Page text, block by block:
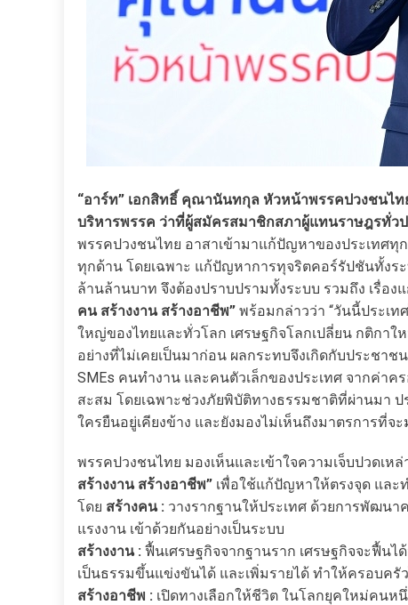
“อาร์ท” เอกสิทธิ์ คุณานันทกุล หัวหน้าพรรคปวงชนไ
บริหารพรรค ว่าที่ผู้สมัครสมาชิกสภาผู้แทนราษฎรทั่วป
พรรคปวงชนไทย อาสาเข้ามาแก้ปัญหาของประเทศ
ทุกด้าน โดยเฉพาะ แก้ปัญหาการทุจริตคอร์รัปชันทั้งร
ล้านล้านบาท จึงต้องปราบปรามทั้งระบบ รวมถึง เรื่อ
คน สร้างงาน สร้างอาชีพ” พร้อมกล่าวว่า “วันนี้ประเ
ใหญ่ของไทยและทั่วโลก เศรษฐกิจโลกเปลี่ยน กติกา
อย่างที่ไม่เคยเป็นมาก่อน ผลกระทบจึงเกิดกับประชา
SMEs คนทำงาน และคนตัวเล็กของประเทศ จากค่
สะสม โดยเฉพาะช่วงภัยพิบัติทางธรรมชาติที่ผ่านมา
ใครยืนอยู่เคียงข้าง และยังมองไม่เห็นถึงมาตรการที่จ
พรรคปวงชนไทย มองเห็นและเข้าใจความเจ็บปวดเ
สร้างงาน สร้างอาชีพ” เพื่อใช้แก้ปัญหาให้ตรงจุด และ
โดย สร้างคน : วางรากฐานให้ประเทศ ด้วยการพัฒน
แรงงาน เข้าด้วยกันอย่างเป็นระบบ
สร้างงาน : ฟื้นเศรษฐกิจจากฐานราก เศรษฐกิจจะฟื้นไ
เป็นธรรมขึ้นแข่งขันได้ และเพิ่มรายได้ ทำให้ครอบค
สร้างอาชีพ : เปิดทางเลือกให้ชีวิต ในโลกยุคใหม่คนห